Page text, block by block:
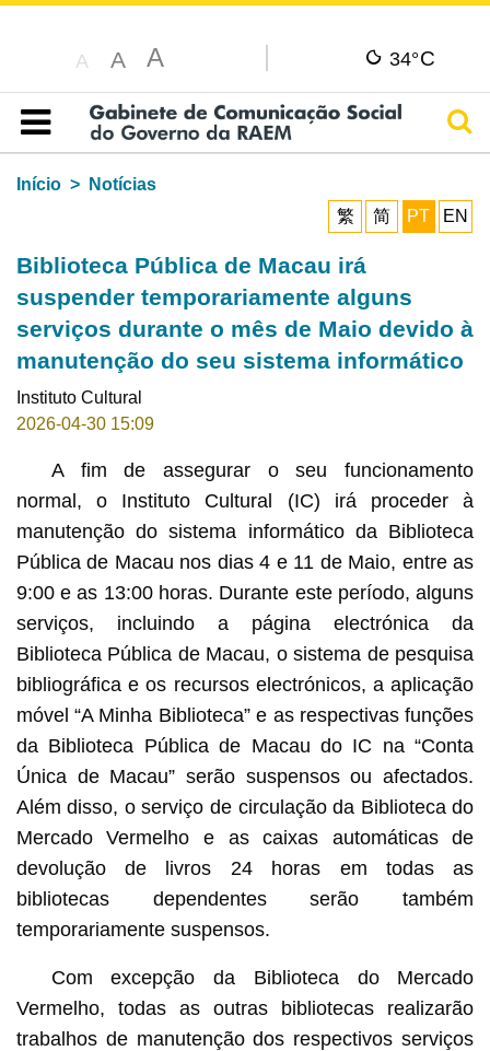
A A A 34°C
Índice
Início
Notícias
繁
简 PT EN
Biblioteca Pública de Macau irá
suspender temporariamente alguns
serviços durante o mês de Maio devido à
manutenção do seu sistema informático
Instituto Cultural
2026-04-30 15:09
A fim de assegurar o seu funcionamento
normal, o Instituto Cultural (IC) irá proceder à
manutenção do sistema informático da Biblioteca
Pública de Macau nos dias 4 e 11 de Maio, entre as
9:00 e as 13:00 horas. Durante este período, alguns
serviços, incluindo a página electrónica da
Biblioteca Pública de Macau, o sistema de pesquisa
bibliográfica e os recursos electrónicos, a aplicação
móvel “A Minha Biblioteca” e as respectivas funções
da Biblioteca Pública de Macau do IC na “Conta
Única de Macau” serão suspensos ou afectados.
Além disso, o serviço de circulação da Biblioteca do
Mercado Vermelho e as caixas automáticas de
devolução de livros 24 horas em todas as
bibliotecas dependentes serão também
temporariamente suspensos.
Com excepção da Biblioteca do Mercado
Vermelho, todas as outras bibliotecas realizarão
trabalhos de manutenção dos respectivos serviços